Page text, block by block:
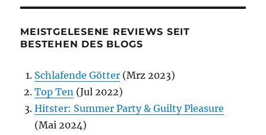
MEISTGELESENE REVIEWS SEIT
BESTEHEN DES BLOGS
Schlafende Götter (Mrz 2023)
Top Ten (Jul 2022)
Hitster: Summer Party & Guilty Pleasure
(Mai 2024)